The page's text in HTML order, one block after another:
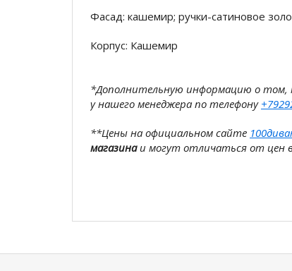
Фасад: кашемир; ручки-сатиновое
Корпус: Кашемир
*Дополнительную информацию о том,
у нашего менеджера по телефону
**Цены на официальном сайте
магазинаи могут отличаться от цен в